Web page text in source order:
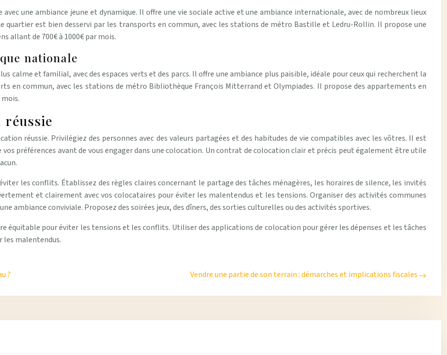
une ambiance jeune et dynamique. Il offre une vie sociale active et une ambiance internationale, avec de nombreux lieux
quartier est bien desservi par les transports en commun, avec les stations de métro Bastille et Ledru-Rollin. Il propose une
allant de 700€ à 1000€ par mois.
nationale
calme et familial, avec des espaces verts et des parcs. Il offre une ambiance plus paisible, idéale pour ceux qui recherchent la
en commun, avec les stations de métro Bibliothèque François Mitterrand et Olympiades. Il propose des appartements en
réussie. Privilégiez des personnes avec des valeurs partagées et des habitudes de vie compatibles avec les vôtres. Il est
préférences avant de vous engager dans une colocation. Un contrat de colocation clair et précis peut également être utile
les conflits. Établissez des règles claires concernant le partage des tâches ménagères, les horaires de silence, les invités
et clairement avec vos colocataires pour éviter les malentendus et les tensions. Organiser des activités communes
ambiance conviviale. Proposez des soirées jeux, des dîners, des sorties culturelles ou des activités sportives.
équitable pour éviter les tensions et les conflits. Utiliser des applications de colocation pour gérer les dépenses et les tâches
les malentendus.
? Vendre une partie de son terrain : démarches et implications fiscales